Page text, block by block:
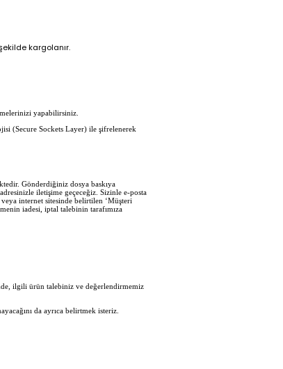
kargolanır.
yapabilirsiniz.
(Secure Sockets Layer) ile şifrelenerek
Gönderdiğiniz dosya baskıya
iletişime geçeceğiz. Sizinle e-posta
internet sitesinde belirtilen ‘Müşteri
iadesi, iptal talebinin tarafımıza
ilgili ürün talebiniz ve değerlendirmemiz
da ayrıca belirtmek isteriz.